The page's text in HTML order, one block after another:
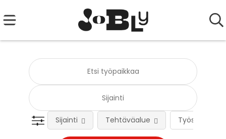
Työsuhteen
Sijainti Tehtäväalue